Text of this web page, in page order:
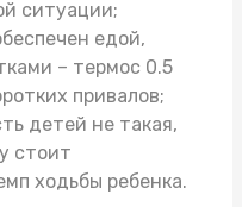
ситуации;
едой,
– термос 0.5
привалов;
детей не такая,
стоит
ходьбы ребенка.